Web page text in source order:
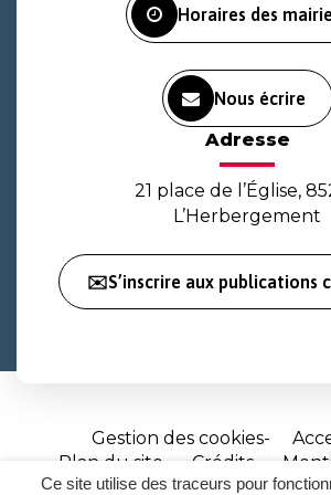
Ce site utilise des traceurs pour
Horaires des
Nous écrire
Adresse
21 place de l’Église,
L’Herbergement
✉️S’inscrire aux publications
Gestion des cookies
Plan du site
Crédits